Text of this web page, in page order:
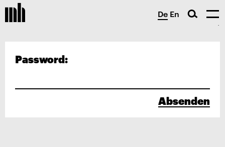
De En
Password:
Absenden